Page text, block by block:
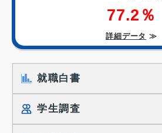
77.2％
詳細データ ≫
就職白書
学生調査